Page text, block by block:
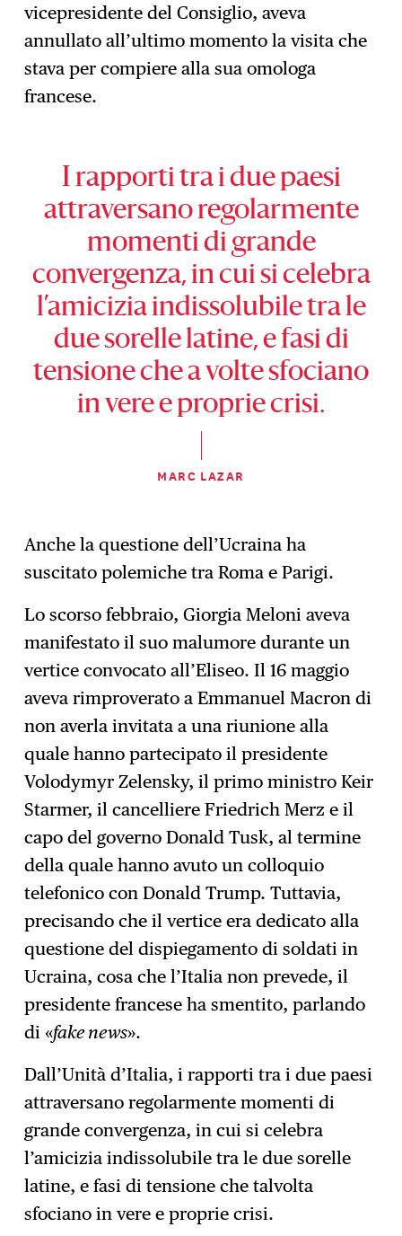
vicepresidente del Consiglio, aveva
annullato all’ultimo momento la visita che
stava per compiere alla sua omologa
francese.
I rapporti tra i due paesi
attraversano regolarmente
momenti di grande
convergenza, in cui si celebra
l’amicizia indissolubile tra le
due sorelle latine, e fasi di
tensione che a volte sfociano
in vere e proprie crisi.
MARC LAZAR
Anche la questione dell’Ucraina ha
suscitato polemiche tra Roma e Parigi.
Lo scorso febbraio, Giorgia Meloni aveva
manifestato il suo malumore durante un
vertice convocato all’Eliseo. Il 16 maggio
aveva rimproverato a Emmanuel Macron di
non averla invitata a una riunione alla
quale hanno partecipato il presidente
Volodymyr Zelensky, il primo ministro Keir
Starmer, il cancelliere Friedrich Merz e il
capo del governo Donald Tusk, al termine
della quale hanno avuto un colloquio
telefonico con Donald Trump. Tuttavia,
precisando che il vertice era dedicato alla
questione del dispiegamento di soldati in
Ucraina, cosa che l’Italia non prevede, il
presidente francese ha smentito, parlando
di «fake news».
Dall’Unità d’Italia, i rapporti tra i due paesi
attraversano regolarmente momenti di
grande convergenza, in cui si celebra
l’amicizia indissolubile tra le due sorelle
latine, e fasi di tensione che talvolta
sfociano in vere e proprie crisi.